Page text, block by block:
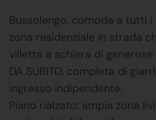
Bussolengo, comoda a tutti i
zona residenziale in strada
villetta a schiera di generose
DA SUBITO, completa di
ingresso indipendente.
Piano rialzato: ampia zona